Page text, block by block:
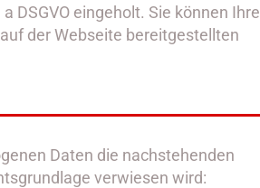
DSGVO eingeholt. Sie können Ihre
der Webseite bereitgestellten
Daten die nachstehenden
verwiesen wird: